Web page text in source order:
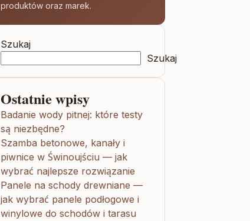
produktów oraz marek.
Szukaj
Szukaj
Ostatnie wpisy
Badanie wody pitnej: które testy
są niezbędne?
Szamba betonowe, kanały i
piwnice w Świnoujściu — jak
wybrać najlepsze rozwiązanie
Panele na schody drewniane —
jak wybrać panele podłogowe i
winylowe do schodów i tarasu